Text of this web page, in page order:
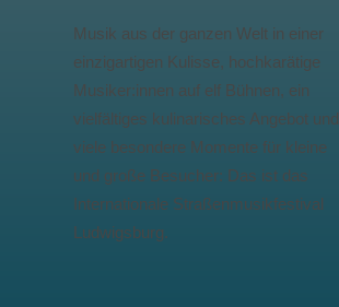
Musik aus der ganzen Welt in einer
einzigartigen Kulisse, hochkarätige
Musiker:innen auf elf Bühnen, ein
vielfältiges kulinarisches Angebot und
viele besondere Momente für kleine
und große Besucher: Das ist das
Internationale Straßenmusikfestival
Ludwigsburg.